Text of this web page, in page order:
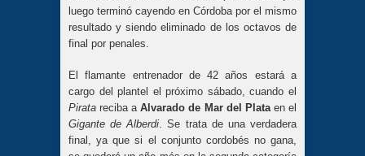
luego terminó cayendo en Córdoba por el mismo
resultado y siendo eliminado de los octavos de
final por penales.
El flamante entrenador de 42 años estará a
cargo del plantel el próximo sábado, cuando el
Piratareciba aAlvarado de Mar del Plata en el
Gigante de Alberdi. Se trata de una verdadera
final, ya que si el conjunto cordobés no gana,